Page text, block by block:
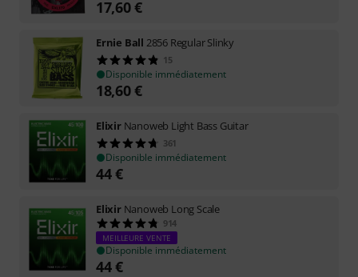
17,60€
Ernie Ball 2856 Regular Slinky
15
Disponible immédiatement
18,60€
Elixir Nanoweb Light Bass Guitar
361
Disponible immédiatement
44€
Elixir Nanoweb Long Scale
914
MEILLEURE VENTE
Disponible immédiatement
44€